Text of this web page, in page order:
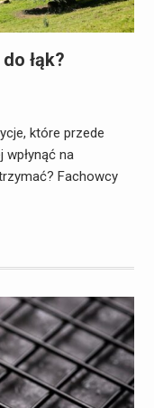
łąk?
które przede
na
Fachowcy